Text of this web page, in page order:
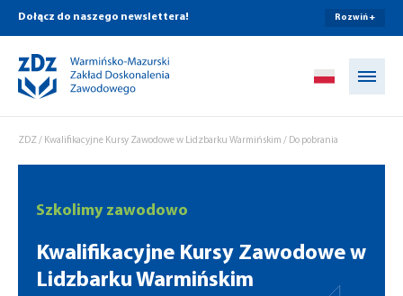
Dołącz do naszego newslettera! Rozwiń +
ZDZ/ Kwalifikacyjne Kursy Zawodowe w Lidzbarku Warmińskim / Do pobrania
Szkolimy zawodowo
Kwalifikacyjne Kursy Zawodowe w
Lidzbarku Warmińskim